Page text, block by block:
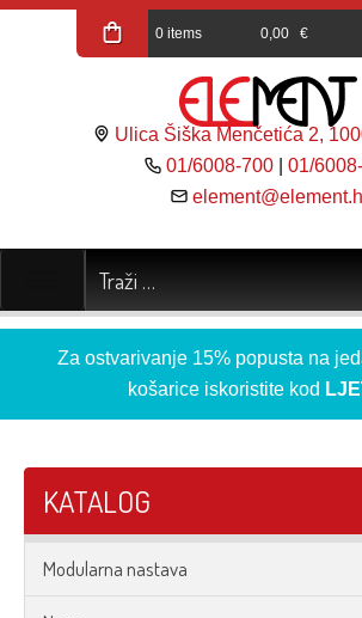
0 items 0,00 €
Ulica Šiška Menčetića 2,
01/6008-700 |01/
Za ostvarivanje 15% popusta na
košarice iskoristite kod
KATALOG
Modularna nastava